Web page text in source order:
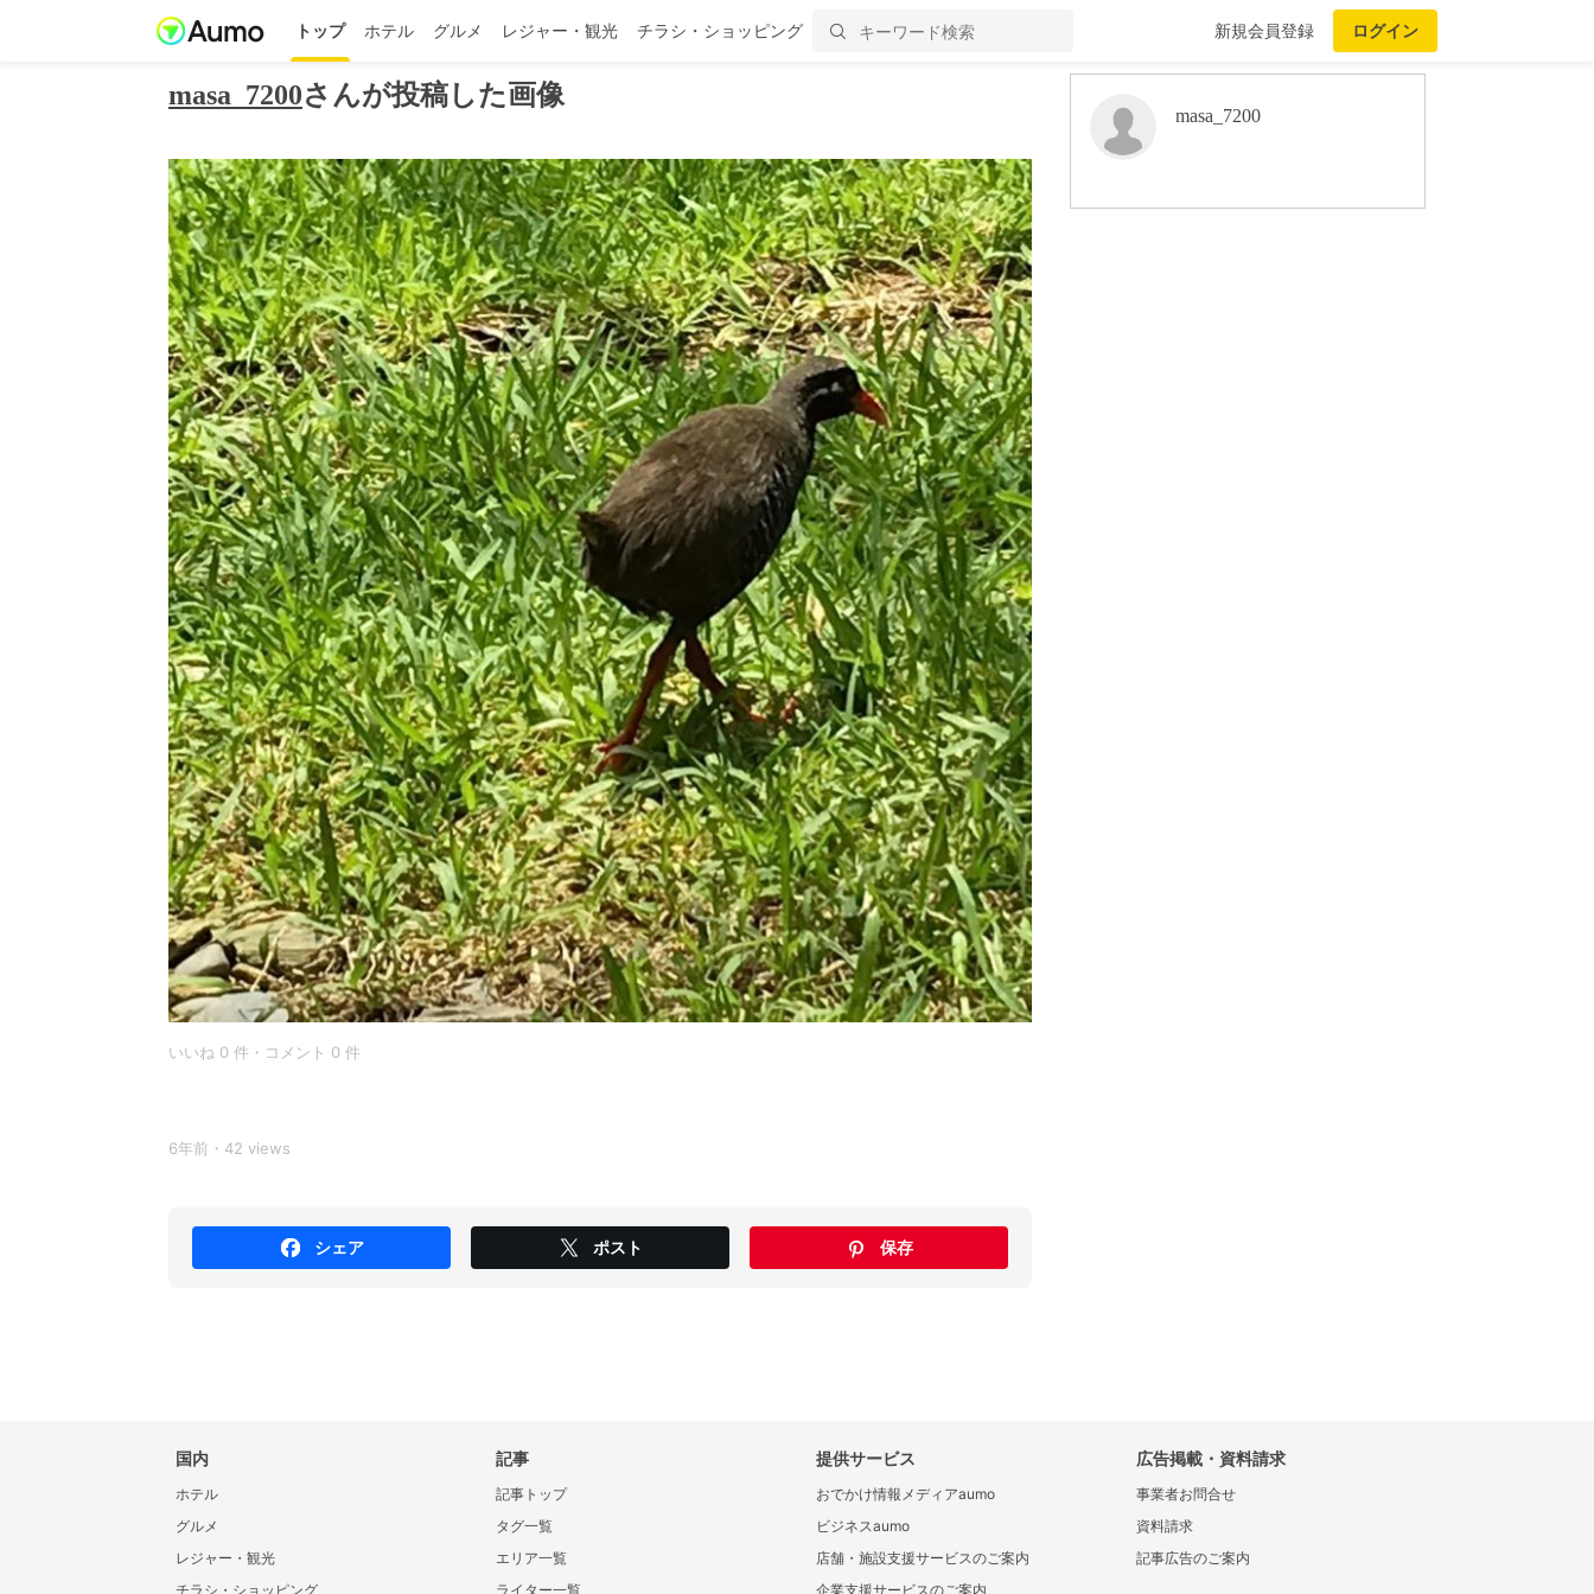
トップ ホテル グルメ レジャー・観光 チラシ・ショッピング 新規会員登録 ログイン
masa_7200さんが投稿した画像
いいね 0 件・コメント 0 件
6年前・42 views
シェア ポスト 保存
masa_7200
国内
ホテル
グルメ
レジャー・観光
チラシ・ショッピング
記事
記事トップ
タグ一覧
エリア一覧
ライター一覧
提供サービス
おでかけ情報メディアaumo
ビジネスaumo
店舗・施設支援サービスのご案内
企業支援サービスのご案内
広告掲載・資料請求
事業者お問合せ
資料請求
記事広告のご案内